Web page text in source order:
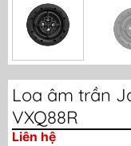
Loa âm trần
VXQ88R
Liên hệ